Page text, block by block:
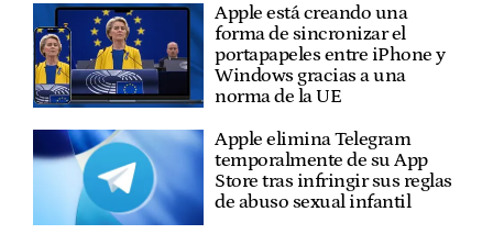
Apple está creando una
forma de sincronizar el
portapapeles entre iPhone y
Windows gracias a una
norma de la UE
Apple elimina Telegram
temporalmente de su App
Store tras infringir sus reglas
de abuso sexual infantil